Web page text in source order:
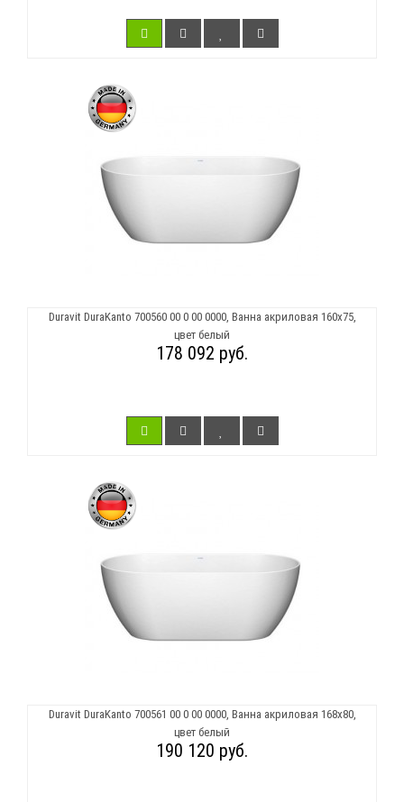
Duravit DuraKanto 700560 00 0 00 0000, Ванна акриловая 160х75,
цвет белый
178 092 руб.
Duravit DuraKanto 700561 00 0 00 0000, Ванна акриловая 168х80,
цвет белый
190 120 руб.